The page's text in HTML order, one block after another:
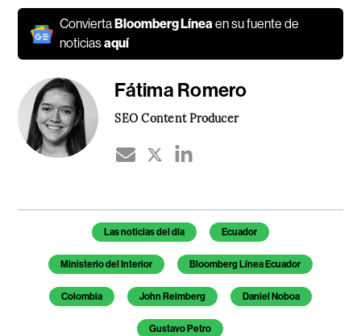
Convierta Bloomberg Líneaen su fuente de
noticiasaquí
Fátima Romero
SEO Content Producer
Temas de este artículo
Las noticias del día Ecuador
Ministerio del Interior Bloomberg Línea Ecuador
Colombia John Reimberg Daniel Noboa
Gustavo Petro